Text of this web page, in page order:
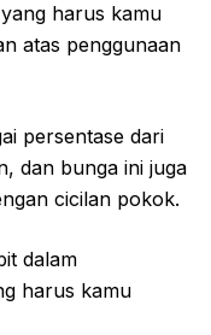
harus kamu
atas penggunaan
persentase dari
dan bunga ini juga
cicilan pokok.
dalam
harus kamu